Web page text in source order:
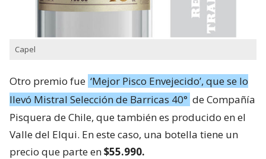
Capel
Otro premio fue ‘Mejor Pisco Envejecido’, que se lo
llevó Mistral Selección de Barricas 40° de Compañía
Pisquera de Chile, que también es producido en el
Valle del Elqui. En este caso, una botella tiene un
precio que parte en$55.990.